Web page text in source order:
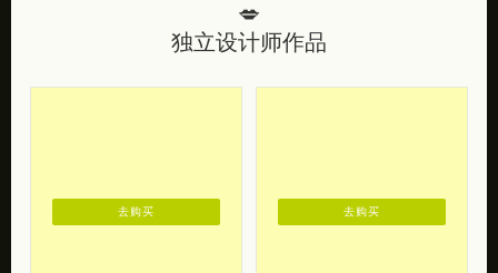
💋
独立设计师作品
去购买 去购买